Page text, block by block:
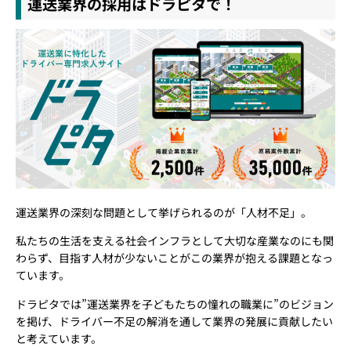
運送業界の深刻な問題として挙げられるのが「人材不足」。
私たちの生活を支える社会インフラとして大切な産業なのにも関
わらず、目指す人材が少ないことがこの業界が抱える課題となっ
ています。
ドラピタでは”運送業界を子どもたちの憧れの職業に”のビジョン
を掲げ、ドライバー不足の解消を通して業界の発展に貢献したい
と考えています。